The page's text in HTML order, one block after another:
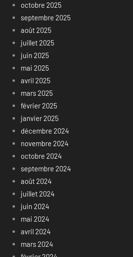
octobre 2025
septembre 2025
août 2025
juillet 2025
juin 2025
mai 2025
avril 2025
mars 2025
février 2025
janvier 2025
décembre 2024
novembre 2024
octobre 2024
septembre 2024
août 2024
juillet 2024
juin 2024
mai 2024
avril 2024
mars 2024